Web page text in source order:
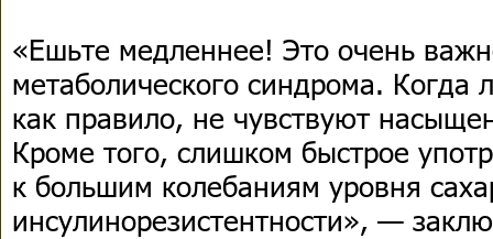
«Ешьте медленнее! Это очень
метаболического синдрома. Когда
как правило, не чувствуют
Кроме того, слишком быстрое
к большим колебаниям уровня
инсулинорезистентности», —